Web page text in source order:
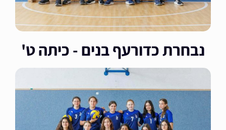
נבחרת כדורעף בנים - כיתה ט'